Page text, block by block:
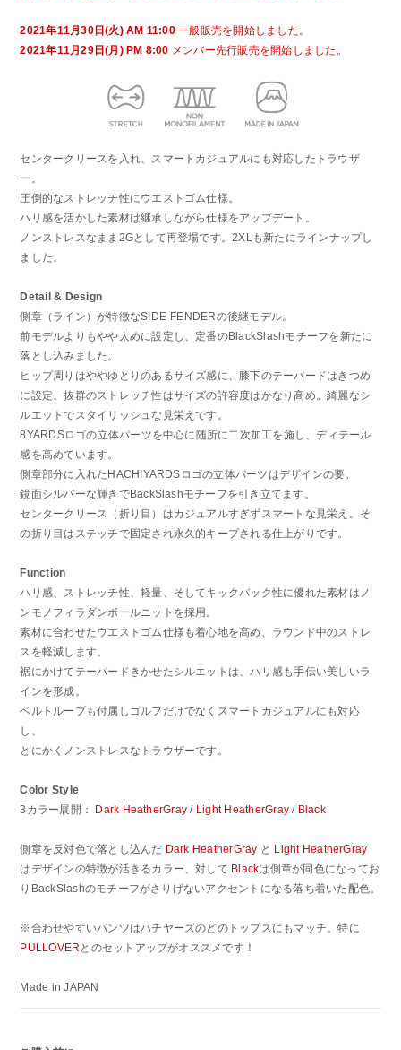
2021年11月30日(火) AM 11:00一般販売を開始しました。
2021年11月29日(月) PM 8:00 メンバー先行販売を開始しました。
センタークリースを入れ、スマートカジュアルにも対応したトラウザ
ー。
圧倒的なストレッチ性にウエストゴム仕様。
ハリ感を活かした素材は継承しながら仕様をアップデート。
ノンストレスなまま2Gとして再登場です。2XLも新たにラインナップし
ました。
Detail & Design
側章（ライン）が特徴なSIDE-FENDERの後継モデル。
前モデルよりもやや太めに設定し、定番のBlackSlashモチーフを新たに
落とし込みました。
ヒップ周りはややゆとりのあるサイズ感に、膝下のテーパードはきつめ
に設定。抜群のストレッチ性はサイズの許容度はかなり高め。綺麗なシ
ルエットでスタイリッシュな見栄えです。
8YARDSロゴの立体パーツを中心に随所に二次加工を施し、ディテール
感を高めています。
側章部分に入れたHACHIYARDSロゴの立体パーツはデザインの要。
鏡面シルバーな輝きでBackSlashモチーフを引き立てます。
センタークリース（折り目）はカジュアルすぎずスマートな見栄え。そ
の折り目はステッチで固定され永久的キープされる仕上がりです。
Function
ハリ感、ストレッチ性、軽量、そしてキックバック性に優れた素材はノ
ンモノフィラダンボールニットを採用。
素材に合わせたウエストゴム仕様も着心地を高め、ラウンド中のストレ
スを軽減します。
裾にかけてテーパードきかせたシルエットは、ハリ感も手伝い美しいラ
インを形成。
ベルトループも付属しゴルフだけでなくスマートカジュアルにも対応
し、
とにかくノンストレスなトラウザーです。
Color Style
3カラー展開：
Dark HeatherGray / Light HeatherGray / Black
側章を反対色で落とし込んだ Dark HeatherGray と Light HeatherGray
はデザインの特徴が活きるカラー、対して Blackは側章が同色になってお
りBackSlashのモチーフがさりげないアクセントになる落ち着いた配色。
※合わせやすいパンツはハチヤーズのどのトップスにもマッチ。特に
PULLOVER とのセットアップがオススメです！
Made in JAPAN